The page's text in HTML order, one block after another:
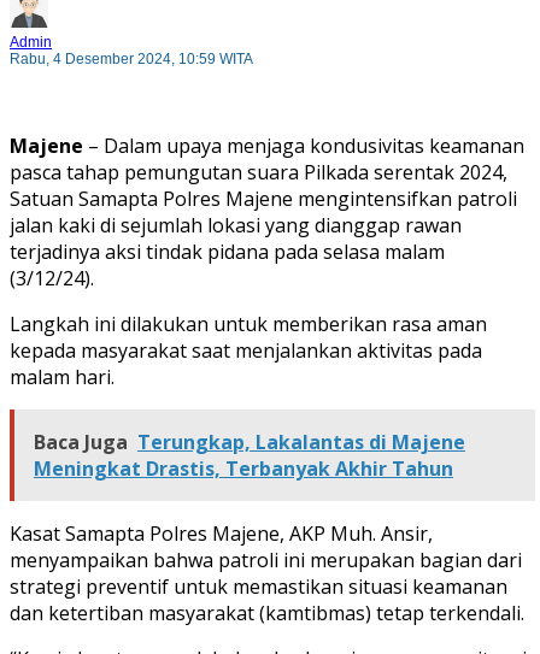
Admin
Rabu, 4 Desember 2024, 10:59 WITA
Majene – Dalam upaya menjaga kondusivitas keamanan
pasca tahap pemungutan suara Pilkada serentak 2024,
Satuan Samapta Polres Majene mengintensifkan patroli
jalan kaki di sejumlah lokasi yang dianggap rawan
terjadinya aksi tindak pidana pada selasa malam
(3/12/24).
Langkah ini dilakukan untuk memberikan rasa aman
kepada masyarakat saat menjalankan aktivitas pada
malam hari.
Baca Juga Terungkap, Lakalantas di Majene
Meningkat Drastis, Terbanyak Akhir Tahun
Kasat Samapta Polres Majene, AKP Muh. Ansir,
menyampaikan bahwa patroli ini merupakan bagian dari
strategi preventif untuk memastikan situasi keamanan
dan ketertiban masyarakat (kamtibmas) tetap terkendali.